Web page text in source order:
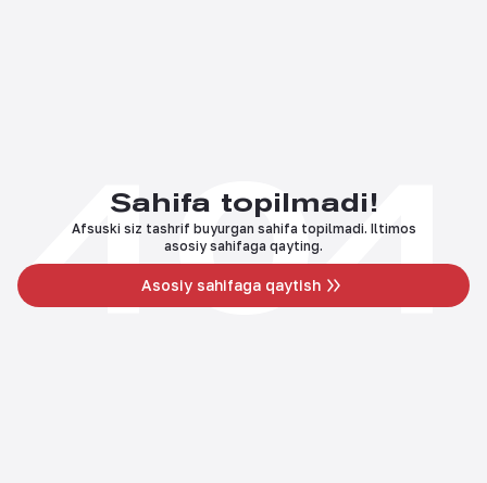
Sahifa topilmadi!
Afsuski siz tashrif buyurgan sahifa topilmadi. Iltimos
asosiy sahifaga qayting.
Asosiy sahifaga qaytish
404